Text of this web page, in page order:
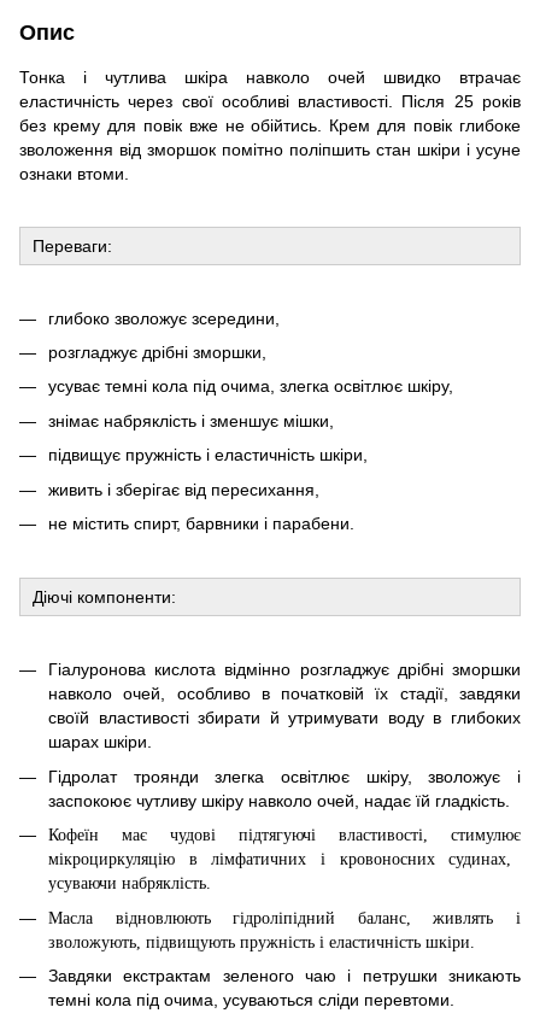
Опис
Тонка і чутлива шкіра навколо очей швидко втрачає
еластичність через свої особливі властивості. Після 25 років
без крему для повік вже не обійтись. Крем для повік глибоке
зволоження від зморшок помітно поліпшить стан шкіри і усуне
ознаки втоми.
Переваги:
глибоко зволожує зсередини,
розгладжує дрібні зморшки,
усуває темні кола під очима, злегка освітлює шкіру,
знімає набряклість і зменшує мішки,
підвищує пружність і еластичність шкіри,
живить і зберігає від пересихання,
не містить спирт, барвники і парабени.
Діючі компоненти:
Гіалуронова кислота відмінно розгладжує дрібні зморшки
навколо очей, особливо в початковій їх стадії, завдяки
своїй властивості збирати й утримувати воду в глибоких
шарах шкіри.
Гідролат троянди злегка освітлює шкіру, зволожує і
заспокоює чутливу шкіру навколо очей, надає їй гладкість.
Кофеїн має чудові підтягуючі властивості, стимулює
мікроциркуляцію в лімфатичних і кровоносних судинах,
усуваючи набряклість.
Масла відновлюють гідроліпідний баланс,живлять і
зволожують, підвищують пружність і еластичність шкіри.
Завдяки екстрактам зеленого чаю і петрушки зникають
темні кола під очима, усуваються сліди перевтоми.